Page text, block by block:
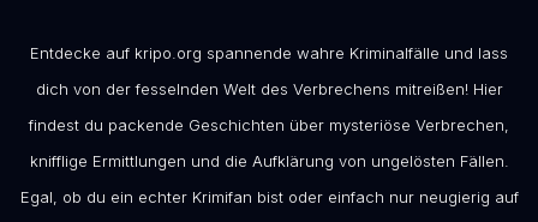
Entdecke auf kripo.org spannende wahre Kriminalfälle und lass
dich von der fesselnden Welt des Verbrechens mitreißen! Hier
findest du packende Geschichten über mysteriöse Verbrechen,
knifflige Ermittlungen und die Aufklärung von ungelösten Fällen.
Egal, ob du ein echter Krimifan bist oder einfach nur neugierig auf